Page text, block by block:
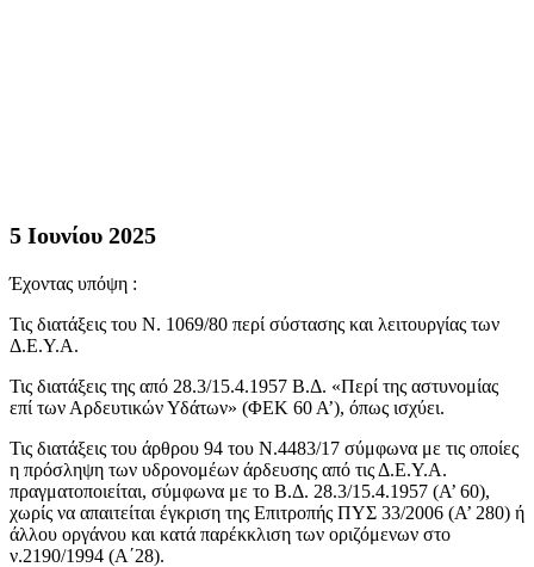
5 Ιουνίου 2025
Έχοντας υπόψη :
Τις διατάξεις του Ν. 1069/80 περί σύστασης και λειτουργίας των
Δ.Ε.Υ.Α.
Τις διατάξεις της από 28.3/15.4.1957 Β.Δ. «Περί της αστυνομίας
επί των Αρδευτικών Υδάτων» (ΦΕΚ 60 Α’), όπως ισχύει.
Τις διατάξεις του άρθρου 94 του Ν.4483/17 σύμφωνα με τις οποίες
η πρόσληψη των υδρονομέων άρδευσης από τις Δ.Ε.Υ.Α.
πραγματοποιείται, σύμφωνα με το Β.Δ. 28.3/15.4.1957 (Α’ 60),
χωρίς να απαιτείται έγκριση της Επιτροπής ΠΥΣ 33/2006 (Α’ 280) ή
άλλου οργάνου και κατά παρέκκλιση των οριζόμενων στο
ν.2190/1994 (Α΄28).